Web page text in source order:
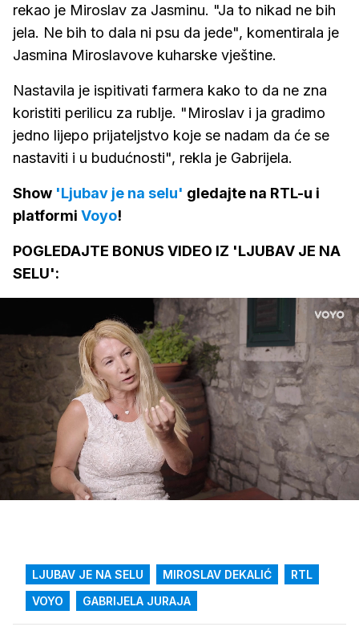
rekao je Miroslav za Jasminu. "Ja to nikad ne bih
jela. Ne bih to dala ni psu da jede", komentirala je
Jasmina Miroslavove kuharske vještine.
Nastavila je ispitivati farmera kako to da ne zna
koristiti perilicu za rublje. "Miroslav i ja gradimo
jedno lijepo prijateljstvo koje se nadam da će se
nastaviti i u budućnosti", rekla je Gabrijela.
Show 'Ljubav je na selu' gledajte na RTL-u i
platformi Voyo!
POGLEDAJTE BONUS VIDEO IZ 'LJUBAV JE NA
SELU':
Upali
zvuk
/
Loaded:
25.83%
LJUBAV JE NA SELU MIROSLAV DEKALIĆ
RTL
VOYO
GABRIJELA JURAJA